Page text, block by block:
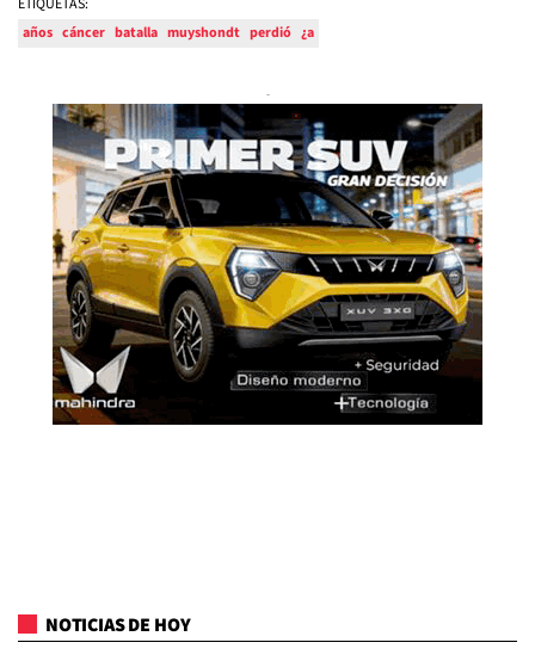
años cáncer batalla muyshondt perdió ¿a
NOTICIAS DE HOY